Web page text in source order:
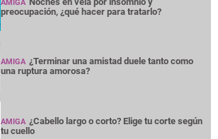
AMIGA
preocupación, ¿qué hacer para tratarlo?
AMIGA ¿Terminar una amistad duele tanto como
una ruptura amorosa?
AMIGA ¿Cabello largo o corto? Elige tu corte según
tu cuello